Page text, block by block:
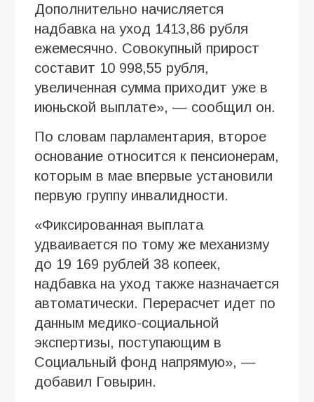
Дополнительно начисляется
надбавка на уход 1413,86 рубля
ежемесячно. Совокупный прирост
составит 10 998,55 рубля,
увеличенная сумма приходит уже в
июньской выплате», — сообщил он.
По словам парламентария, второе
основание относится к пенсионерам,
которым в мае впервые установили
первую группу инвалидности.
«Фиксированная выплата
удваивается по тому же механизму
до 19 169 рублей 38 копеек,
надбавка на уход также назначается
автоматически. Перерасчет идет по
данным медико-социальной
экспертизы, поступающим в
Социальный фонд напрямую», —
добавил Говырин.